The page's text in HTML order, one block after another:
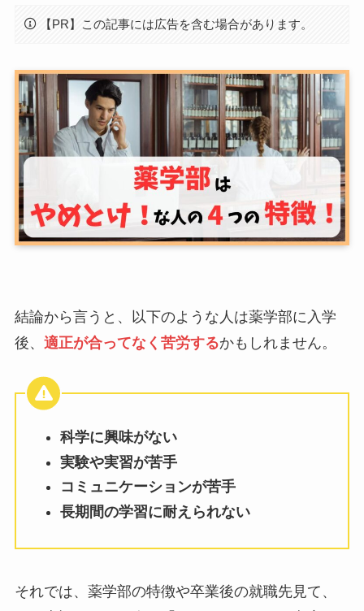
【PR】この記事には広告を含む場合があります。
結論から言うと、以下のような人は薬学部に入学
後、 適正が合ってなく苦労するかもしれません。
科学に興味がない
実験や実習が苦手
コミュニケーションが苦手
長期間の学習に耐えられない
それでは、薬学部の特徴や卒業後の就職先見て、